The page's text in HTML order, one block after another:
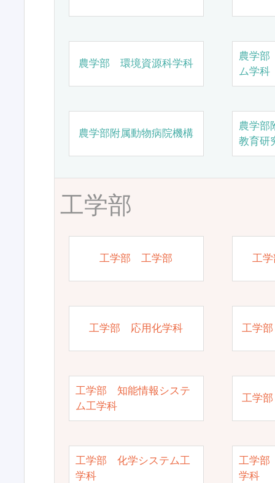
農学部 環境資源科学科
農学
ム学科
農学部附属動物病院機構
農学部
教育研
工学部
工学部 工学部 工
工学部 応用化学科 工学
工学部 知能情報システ
ム工学科
工学
工学部 化学システム工
学科
工学部
学科